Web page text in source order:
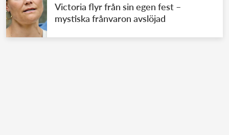
Victoria flyr från sin egen fest –
mystiska frånvaron avslöjad